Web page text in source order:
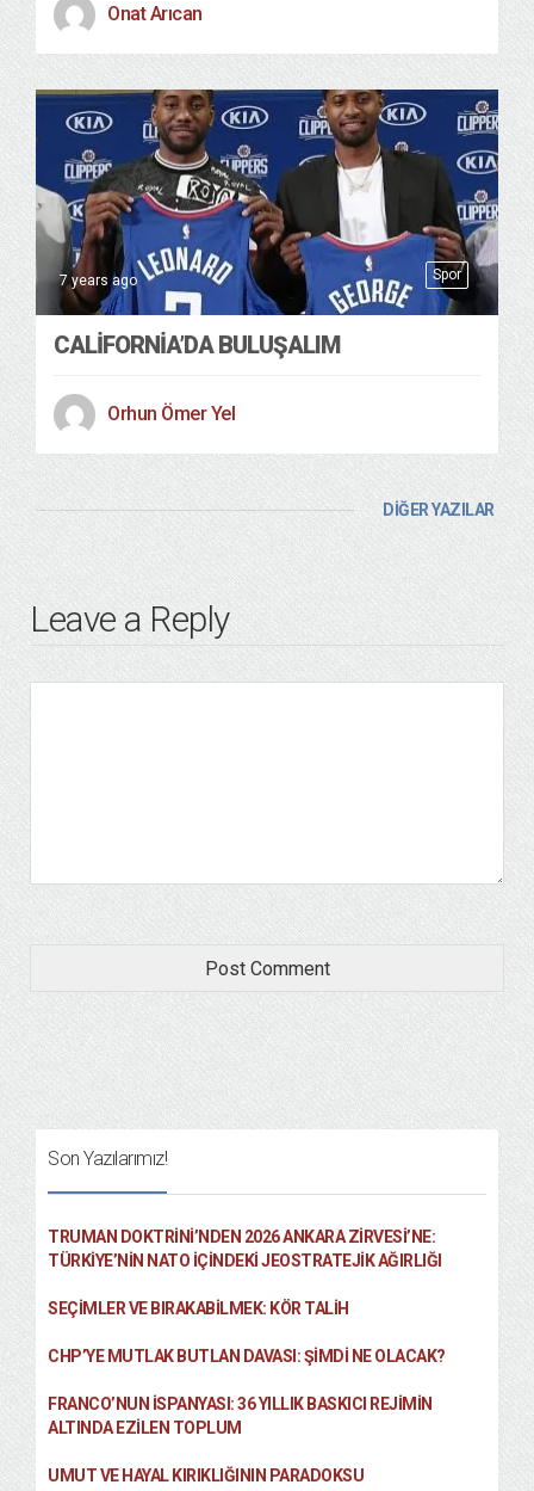
Onat Arıcan
Spor
7 years ago
CALIFORNIA’DA BULUŞALIM
Orhun Ömer Yel
DİĞER YAZILAR
Leave a Reply
Son Yazılarımız!
TRUMAN DOKTRINI’NDEN 2026 ANKARA ZIRVESI’NE:
TÜRKIYE’NIN NATO İÇINDEKI JEOSTRATEJIK AĞIRLIĞI
SEÇIMLER VE BIRAKABILMEK: KÖR TALIH
CHP’YE MUTLAK BUTLAN DAVASI: ŞİMDİ NE OLACAK?
FRANCO’NUN İSPANYASI: 36 YILLIK BASKICI REJIMIN
ALTINDA EZILEN TOPLUM
UMUT VE HAYAL KIRIKLIĞININ PARADOKSU